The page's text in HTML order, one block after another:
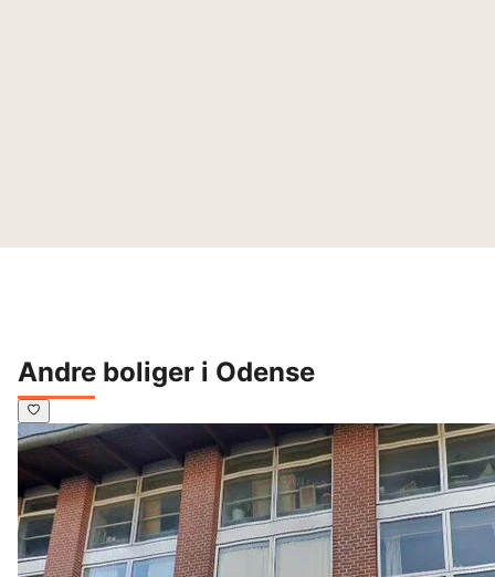
Andre boliger i Odense